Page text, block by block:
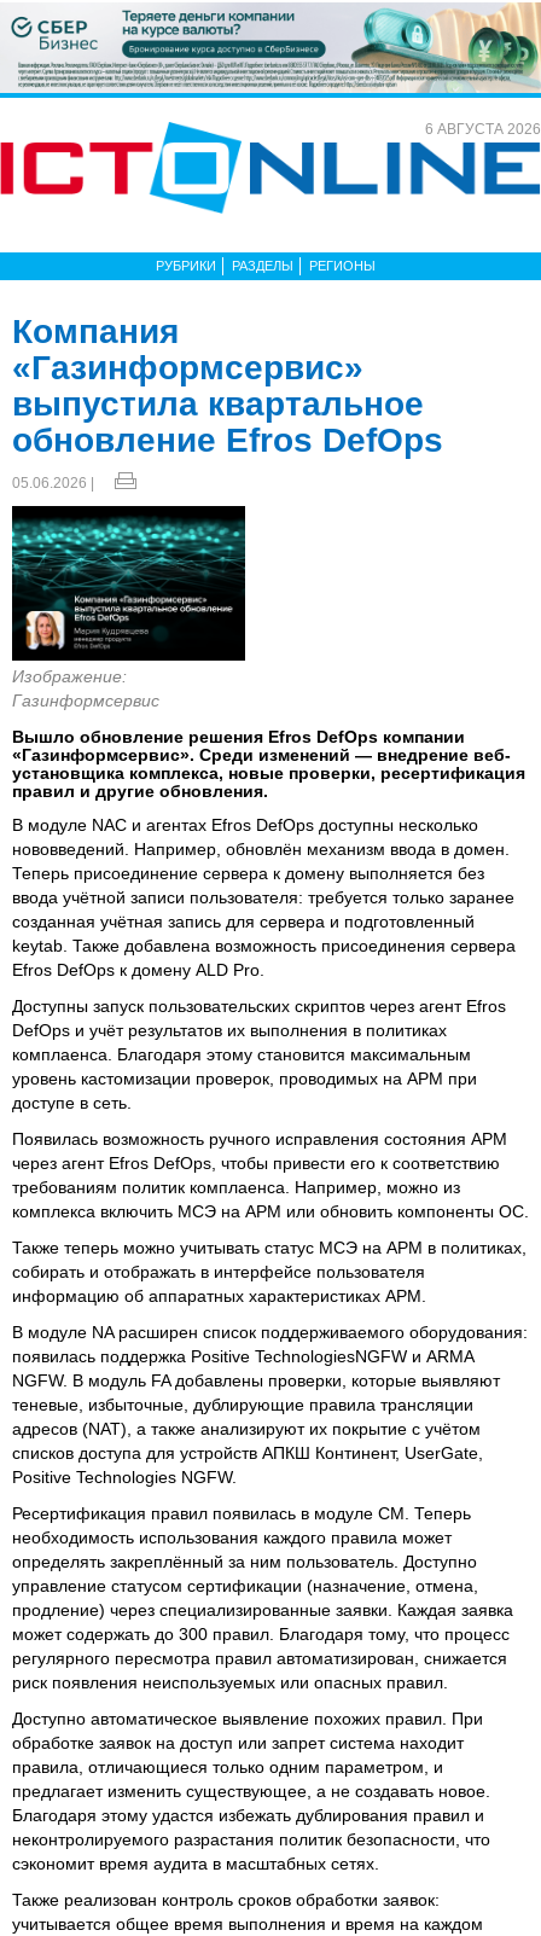
6 АВГУСТА 2026
РУБРИКИ РАЗДЕЛЫ РЕГИОНЫ
Компания
«Газинформсервис»
выпустила квартальное
обновление Efros DefOps
05.06.2026 |
Изображение:
Газинформсервис
Вышло обновление решения Efros DefOps компании
«Газинформсервис». Среди изменений — внедрение веб-
установщика комплекса, новые проверки, ресертификация
правил и другие обновления.
В модуле NAC и агентах Efros DefOps доступны несколько
нововведений. Например, обновлён механизм ввода в домен.
Теперь присоединение сервера к домену выполняется без
ввода учётной записи пользователя: требуется только заранее
созданная учётная запись для сервера и подготовленный
keytab. Также добавлена возможность присоединения сервера
Efros DefOps к домену ALD Pro.
Доступны запуск пользовательских скриптов через агент Efros
DefOps и учёт результатов их выполнения в политиках
комплаенса. Благодаря этому становится максимальным
уровень кастомизации проверок, проводимых на АРМ при
доступе в сеть.
Появилась возможность ручного исправления состояния АРМ
через агент Efros DefOps, чтобы привести его к соответствию
требованиям политик комплаенса. Например, можно из
комплекса включить МСЭ на АРМ или обновить компоненты ОС.
Также теперь можно учитывать статус МСЭ на АРМ в политиках,
собирать и отображать в интерфейсе пользователя
информацию об аппаратных характеристиках АРМ.
В модуле NA расширен список поддерживаемого оборудования:
появилась поддержка Positive TechnologiesNGFW и ARMA
NGFW. В модуль FA добавлены проверки, которые выявляют
теневые, избыточные, дублирующие правила трансляции
адресов (NAT), а также анализируют их покрытие с учётом
списков доступа для устройств АПКШ Континент, UserGate,
Positive Technologies NGFW.
Ресертификация правил появилась в модуле CM. Теперь
необходимость использования каждого правила может
определять закреплённый за ним пользователь. Доступно
управление статусом сертификации (назначение, отмена,
продление) через специализированные заявки. Каждая заявка
может содержать до 300 правил. Благодаря тому, что процесс
регулярного пересмотра правил автоматизирован, снижается
риск появления неиспользуемых или опасных правил.
Доступно автоматическое выявление похожих правил. При
обработке заявок на доступ или запрет система находит
правила, отличающиеся только одним параметром, и
предлагает изменить существующее, а не создавать новое.
Благодаря этому удастся избежать дублирования правил и
неконтролируемого разрастания политик безопасности, что
сэкономит время аудита в масштабных сетях.
Также реализован контроль сроков обработки заявок:
учитывается общее время выполнения и время на каждом